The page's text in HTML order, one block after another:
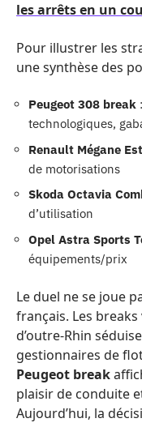
les arrêts en un
Pour illustrer les
une synthèse des
Peugeot 308 break
technologiques,
Renault Mégane
de motorisations
Skoda Octavia
d’utilisation
Opel Astra Sports
équipements/prix
Le duel ne se joue
français. Les
d’outre-Rhin
gestionnaires de
Peugeot break
plaisir de conduite
Aujourd’hui, la